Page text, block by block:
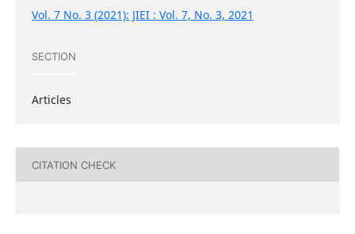
Vol. 7 No. 3 (2021): JIEI : Vol. 7, No. 3, 2021
SECTION
Articles
CITATION CHECK